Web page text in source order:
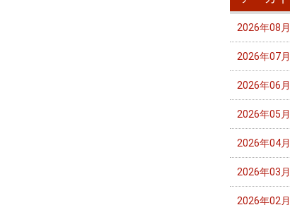
2026年08
2026年07
2026年06
2026年05
2026年04
2026年03
2026年02